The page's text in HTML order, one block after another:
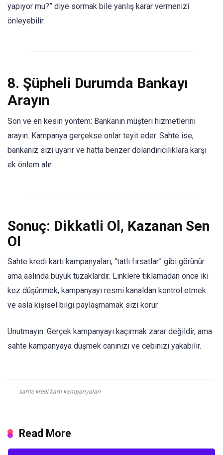
yapıyor mu?” diye sormak bile yanlış karar vermenizi
önleyebilir.
8. Şüpheli Durumda Bankayı
Arayın
Son ve en kesin yöntem: Bankanın müşteri hizmetlerini
arayın. Kampanya gerçekse onlar teyit eder. Sahte ise,
bankanız sizi uyarır ve hatta benzer dolandırıcılıklara karşı
ek önlem alır.
Sonuç: Dikkatli Ol, Kazanan Sen
Ol
Sahte kredi kartı kampanyaları, “tatlı fırsatlar” gibi görünür
ama aslında büyük tuzaklardır. Linklere tıklamadan önce iki
kez düşünmek, kampanyayı resmi kanaldan kontrol etmek
ve asla kişisel bilgi paylaşmamak sizi korur.
Unutmayın: Gerçek kampanyayı kaçırmak zarar değildir, ama
sahte kampanyaya düşmek canınızı ve cebinizi yakabilir.
sahte kredi kartı kampanyaları
Read More